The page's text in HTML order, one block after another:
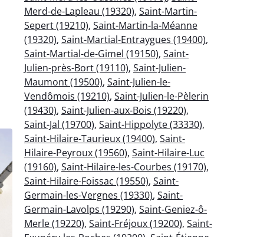
Merd-de-Lapleau (19320), Saint-Martin-
Sepert (19210), Saint-Martin-la-Méanne
(19320), Saint-Martial-Entraygues (19400),
Saint-Martial-de-Gimel (19150), Saint-
Julien-près-Bort (19110), Saint-Julien-
Maumont (19500), Saint-Julien-le-
Vendômois (19210), Saint-Julien-le-Pèlerin
(19430), Saint-Julien-aux-Bois (19220),
Saint-Jal (19700), Saint-Hippolyte (33330),
Saint-Hilaire-Taurieux (19400), Saint-
Hilaire-Peyroux (19560), Saint-Hilaire-Luc
(19160), Saint-Hilaire-les-Courbes (19170),
Saint-Hilaire-Foissac (19550), Saint-
Germain-les-Vergnes (19330), Saint-
Germain-Lavolps (19290), Saint-Geniez-ô-
Merle (19220), Saint-Fréjoux (19200), Saint-